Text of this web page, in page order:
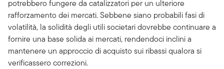
potrebbero fungere da catalizzatori per un ulteriore
rafforzamento dei mercati. Sebbene siano probabili fasi di
volatilità, la solidità degli utili societari dovrebbe continuare a
fornire una base solida ai mercati, rendendoci inclini a
mantenere un approccio di acquisto sui ribassi qualora si
verificassero correzioni.